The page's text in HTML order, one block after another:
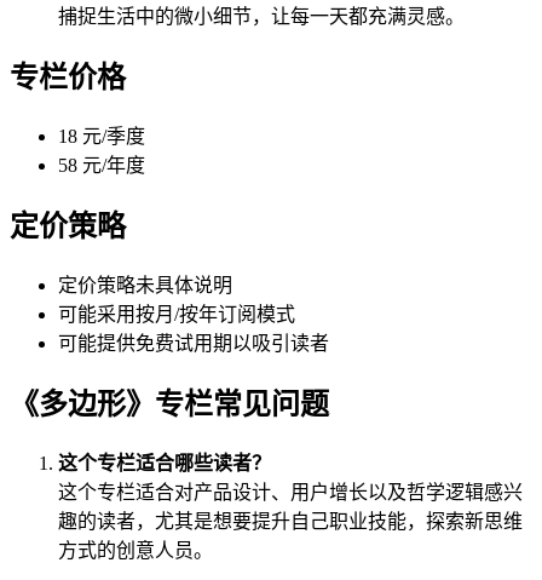
捕捉生活中的微小细节，让每一天都充满灵感。
专栏价格
18 元/季度
58 元/年度
定价策略
定价策略未具体说明
可能采用按月/按年订阅模式
可能提供免费试用期以吸引读者
《多边形》专栏常见问题
这个专栏适合哪些读者？
这个专栏适合对产品设计、用户增长以及哲学逻辑感兴
趣的读者，尤其是想要提升自己职业技能，探索新思维
方式的创意人员。